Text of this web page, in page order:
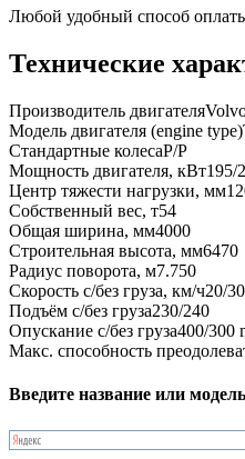
Любой удобный способ
Технические
Производитель двигателя
Модель двигателя (engine type)
Стандартные колесаP/P
Мощность двигателя, кВт195/
Центр тяжести нагрузки, мм
Собственный вес, т54
Общая ширина, мм4000
Строительная высота, мм6470
Радиус поворота, м7.750
Скорость с/без груза, км/ч20/
Подъём с/без груза230/240
Опускание с/без груза400/300
Макс. способность
Введите название или